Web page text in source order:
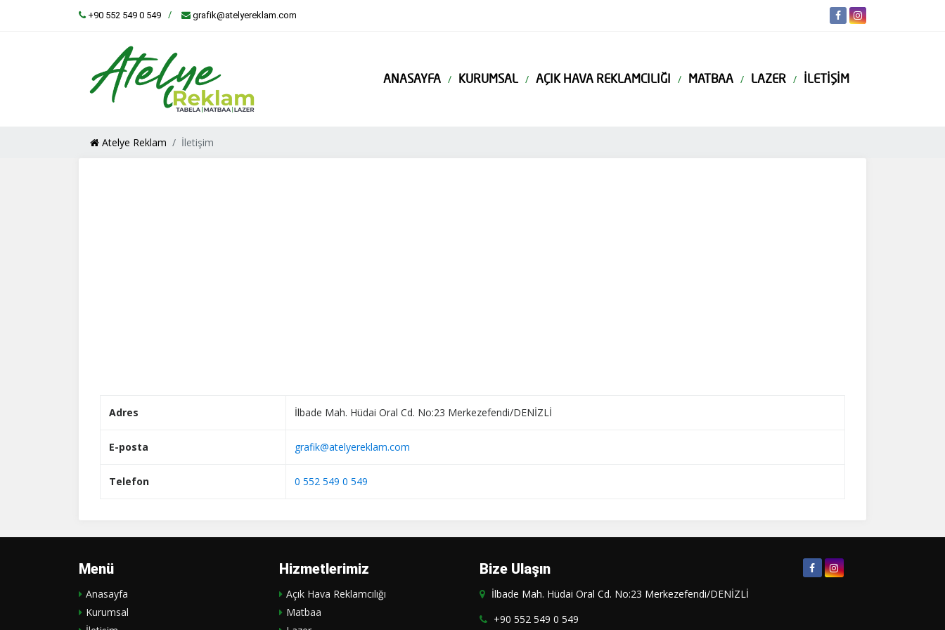
+90 552 549 0 549 grafik@atelyereklam.com
ANASAYFA KURUMSAL AÇIK HAVA REKLAMCILIĞI MATBAA LAZER İLETIŞIM
Atelye Reklam İletişim
Adres İlbade Mah. Hüdai Oral Cd. No:23 Merkezefendi/DENİZLİ
E-posta grafik@atelyereklam.com
Telefon 0 552 549 0 549
Menü
Anasayfa
Kurumsal
Hizmetlerimiz
Açık Hava Reklamcılığı
Matbaa
Bize Ulaşın
İlbade Mah. Hüdai Oral Cd. No:23 Merkezefendi/DENİZLİ
+90 552 549 0 549